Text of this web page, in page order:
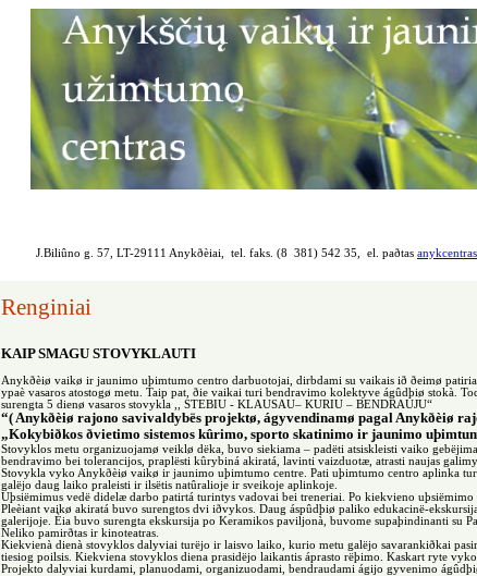
J.Biliûno g. 57, LT-29111 Anykðèiai, tel. faks. (8 381) 542 35, el. paðtas
Renginiai
KAIP SMAGU STOVYKLAUTI
Anykðèiø vaikø ir jaunimo uþimtumo centro darbuotojai, dirbdami su vaikais ið ðeimø
ypaè vasaros atostogø metu. Taip pat, ðie vaikai turi bendravimo kolektyve ágûdþiø stokà.
surengta 5 dienø vasaros stovykla ,, STEBIU - KLAUSAU– KURIU – BENDRAUJU“
“( Anykðèiø rajono savivaldybës projektø, ágyvendinamø pagal Anykðèiø
„Kokybiðkos ðvietimo sistemos kûrimo, sporto skatinimo ir jaunimo
Stovyklos metu organizuojamø veiklø dëka, buvo siekiama – padëti atsiskleisti vaiko
bendravimo bei tolerancijos, praplësti kûrybiná akiratá, lavinti vaizduotæ, atrasti naujas
Stovykla vyko Anykðèiø vaikø ir jaunimo uþimtumo centre. Pati uþimtumo centro aplinka
galëjo daug laiko praleisti ir ilsëtis natûralioje ir sveikoje aplinkoje.
Uþsiëmimus vedë didelæ darbo patirtá turintys vadovai bei treneriai. Po kiekvieno
Pleèiant vaikø akiratá buvo surengtos dvi iðvykos. Daug áspûdþiø paliko edukacinë-
galerijoje. Èia buvo surengta ekskursija po Keramikos paviljonà, buvome supaþindinanti su
Neliko pamirðtas ir kinoteatras.
Kiekvienà dienà stovyklos dalyviai turëjo ir laisvo laiko, kurio metu galëjo savarankiðkai
tiesiog poilsis. Kiekviena stovyklos diena prasidëjo laikantis áprasto rëþimo. Kaskart ryte
Projekto dalyviai kurdami, planuodami, organizuodami, bendraudami ágijo gyvenimo